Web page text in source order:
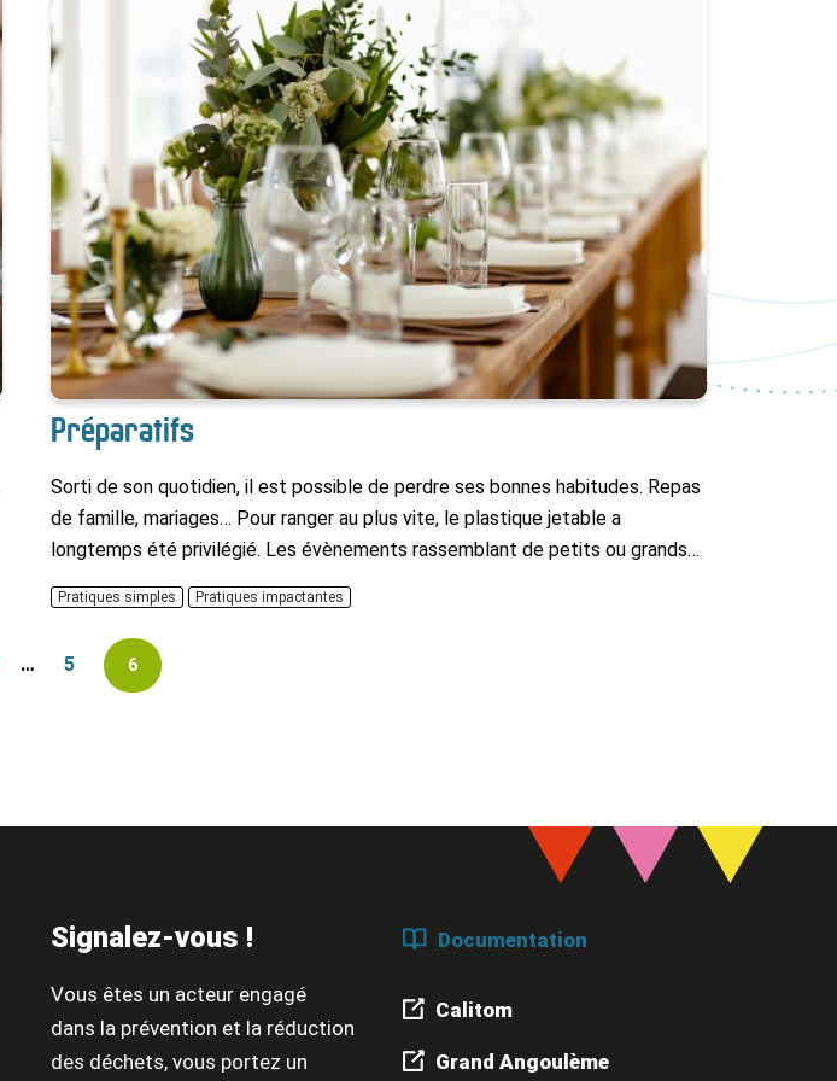
Préparatifs
Sorti de son quotidien, il est possible de perdre ses bonnes habitudes. Repas
de famille, mariages… Pour ranger au plus vite, le plastique jetable a
longtemps été privilégié. Les évènements rassemblant de petits ou grands
comités d’invités peuvent aussi être organisés de sorte à produire le moins
de déchets possible. Il est tout aussi simple...
Pratiques simples Pratiques impactantes
… 5 6
Signalez-vous !
Vous êtes un acteur engagé
dans la prévention et la réduction
des déchets, vous portez un
Documentation
Calitom
Grand Angoulème